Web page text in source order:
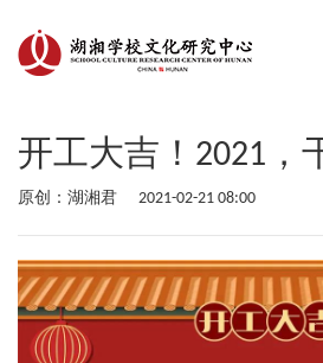
开工大吉！2021，
原创：湖湘君 2021-02-21 08:00